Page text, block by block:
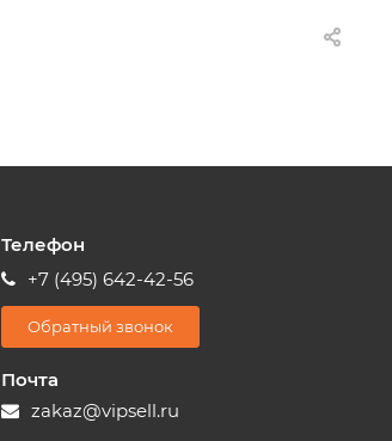
Телефон
+7 (495) 642-42-56
Обратный звонок
Почта
zakaz@vipsell.ru